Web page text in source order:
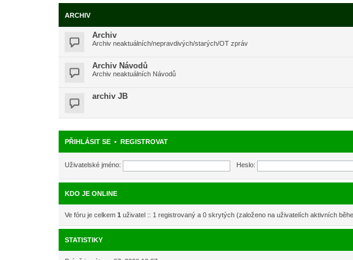
ARCHIV
Archiv
Archiv neaktuálních/nepravdivých/starých/OT zpráv
Archiv Návodů
Archiv neaktuálních Návodů
archiv JB
PŘIHLÁSIT SE • REGISTROVAT
Uživatelské jméno: Heslo:
KDO JE ONLINE
Ve fóru je celkem 1 uživatel :: 1 registrovaný a 0 skrytých (založeno na uživatelích aktivních
STATISTIKY